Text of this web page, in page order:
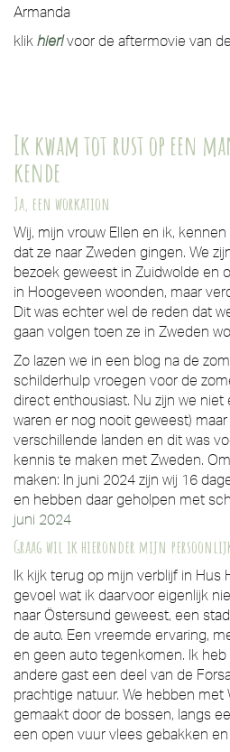
Armanda
klik hier!voor de aftermovie van
Ik kwam tot rust op een
kende
Ja, een workation
Wij, mijn vrouw Ellen en ik,
dat ze naar Zweden gingen. We
bezoek geweest in Zuidwolde en
in Hoogeveen woonden, maar
Dit was echter wel de reden dat
gaan volgen toen ze in Zweden
Zo lazen we in een blog na de
schilderhulp vroegen voor de
direct enthousiast. Nu zijn we niet
waren er nog nooit geweest)
verschillende landen en dit was
kennis te maken met Zweden.
maken: In juni 2024 zijn wij 16
en hebben daar geholpen met
juni 2024
Graag wil ik hieronder mijn
Ik kijk terug op mijn verblijf in Hus
gevoel wat ik daarvoor eigenlijk
naar Östersund geweest, een
de auto. Een vreemde ervaring,
en geen auto tegenkomen. Ik
andere gast een deel van de
prachtige natuur. We hebben met
gemaakt door de bossen, langs
een open vuur vlees gebakken